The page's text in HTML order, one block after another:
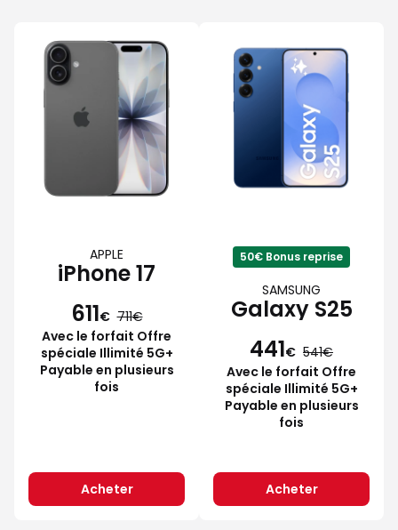
APPLE
iPhone 17
611€ 711
Avec le forfait Offre
spéciale Illimité 5G+
Payable en plusieurs
fois
Acheter
50€ Bonus reprise
SAMSUNG
Galaxy S25
441€ 541
Avec le forfait Offre
spéciale Illimité 5G+
Payable en plusieurs
fois
Acheter